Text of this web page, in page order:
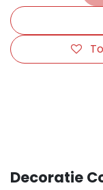
Decoratie